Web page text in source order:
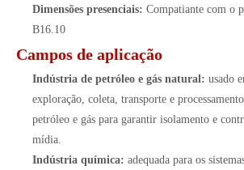
Dimensões presenciais: Compatiante com o
B16.10
Campos de aplicação
Indústria de petróleo e gás natural: usado
exploração, coleta, transporte e
petróleo e gás para garantir isolamento e
mídia.
Indústria química: adequada para os